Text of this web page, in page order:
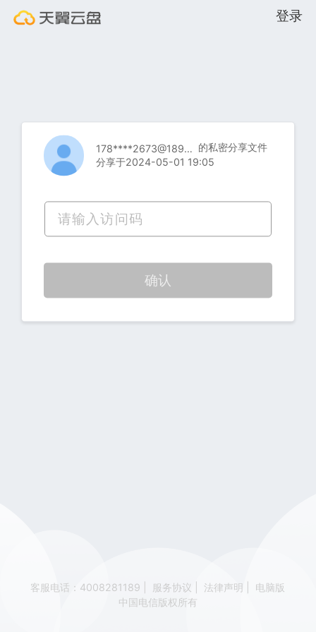
登录
178****2673@189.cn 的私密分享文件
分享于2024-05-01 19:05
确认
客服电话：4008281189 服务协议 法律声明
电脑版
中国电信版权所有